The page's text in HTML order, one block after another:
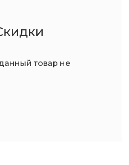
товар не